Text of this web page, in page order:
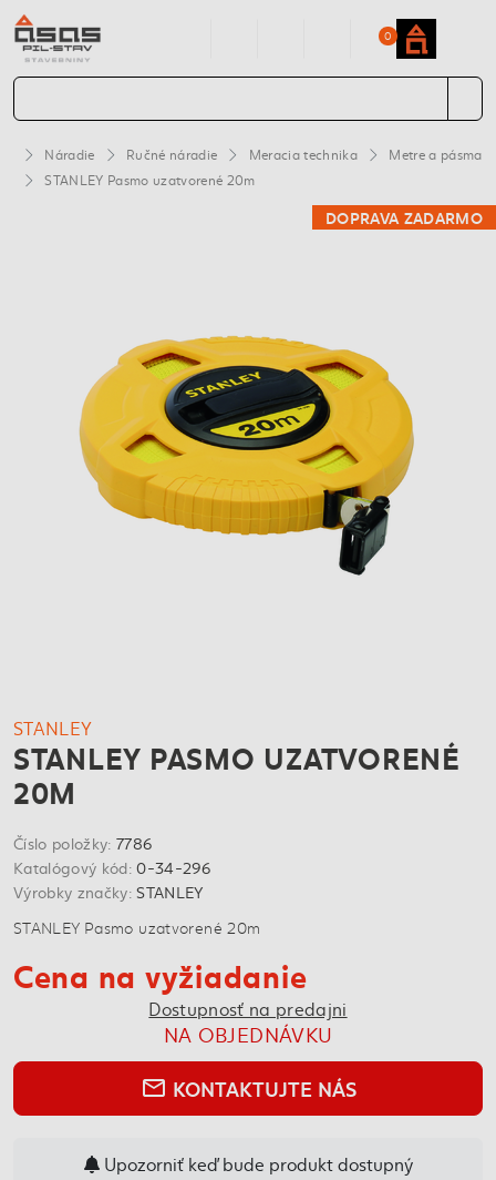
0
Náradie Ručné náradie Meracia technika
Metre a pásma
STANLEY Pasmo uzatvorené 20m
DOPRAVA ZADARMO
STANLEY
STANLEY PASMO UZATVORENÉ
20M
Číslo položky: 7786
Katalógový kód:0-34-296
Výrobky značky:STANLEY
STANLEY Pasmo uzatvorené 20m
Cena na vyžiadanie
Dostupnosť na predajni
NA OBJEDNÁVKU
mail_outline KONTAKTUJTE NÁS
Upozorniť keď bude produkt dostupný